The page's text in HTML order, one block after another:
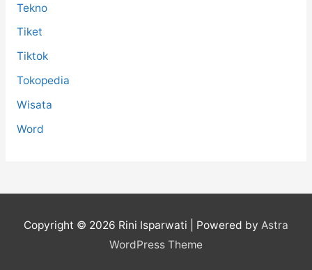
Tekno
Tiket
Tiktok
Tokopedia
Wisata
Word
Copyright © 2026 Rini Isparwati | Powered by Astra
WordPress Theme